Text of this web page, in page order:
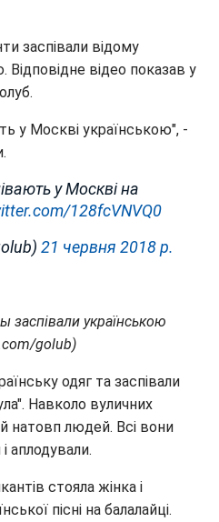
заспівали відому
Відповідне відео показав у
у Москві українською", -
у Москві на
128fcVNVQ0
21 червня 2018 р.
заспівали українською
golub)
одяг та заспівали
Навколо вуличних
натовп людей. Всі вони
аплодували.
стояла жінка і
пісні на балалайці.